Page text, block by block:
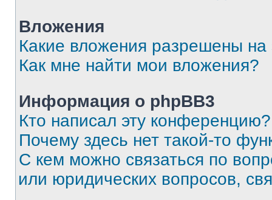
Вложения
Какие вложения разрешены
Как мне найти мои вложения?
Информация о phpBB3
Кто написал эту конференцию?
Почему здесь нет такой-то
С кем можно связаться по
или юридических вопросов,